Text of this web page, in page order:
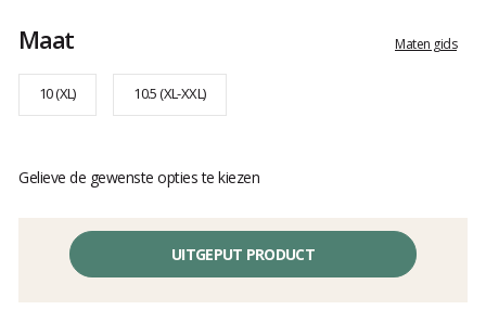
Maat Maten gids
10 (XL) 10.5 (XL-XXL)
Gelieve de gewenste opties te kiezen
UITGEPUT PRODUCT